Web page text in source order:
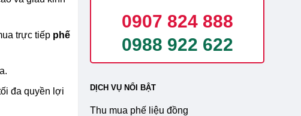
trực tiếp phế
đa quyền lợi
0907 824 888
0988 922 622
DỊCH VỤ NỔI BẬT
Thu mua phế liệu đồng